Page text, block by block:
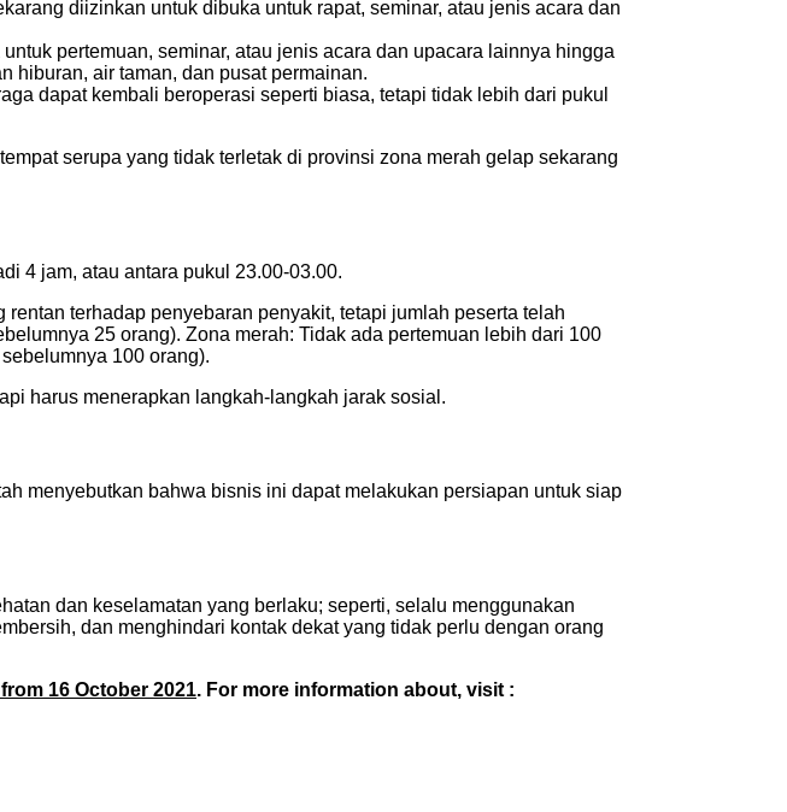
diizinkan untuk dibuka untuk rapat, seminar, atau jenis acara dan
pertemuan, seminar, atau jenis acara dan upacara lainnya hingga
hiburan, air taman, dan pusat permainan.
dapat kembali beroperasi seperti biasa, tetapi tidak lebih dari pukul
serupa yang tidak terletak di provinsi zona merah gelap sekarang
4 jam, atau antara pukul 23.00-03.00.
terhadap penyebaran penyakit, tetapi jumlah peserta telah
25 orang). Zona merah: Tidak ada pertemuan lebih dari 100
100 orang).
harus menerapkan langkah-langkah jarak sosial.
menyebutkan bahwa bisnis ini dapat melakukan persiapan untuk siap
dan keselamatan yang berlaku; seperti, selalu menggunakan
dan menghindari kontak dekat yang tidak perlu dengan orang
16 October 2021. For more information about, visit :